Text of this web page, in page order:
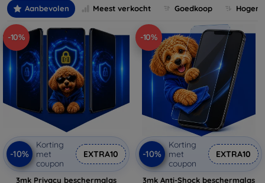
duurzame en betaalbare schermbeschermers. Ontdek
vandaag nog onze brede collectie en vind de perfecte
bescherming voor uw apparaat!
Aanbevolen Meest verkocht Goedkoop
-10%
-10%
Korting
met
coupon
EXTRA10
3mk Privacy beschermglas
-10%
-10%
Korting
met
coupon
EXTRA10
3mk Anti-Shock beschermglas